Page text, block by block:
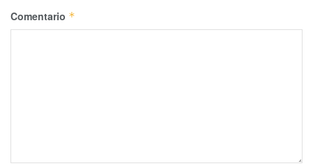
Comentario *